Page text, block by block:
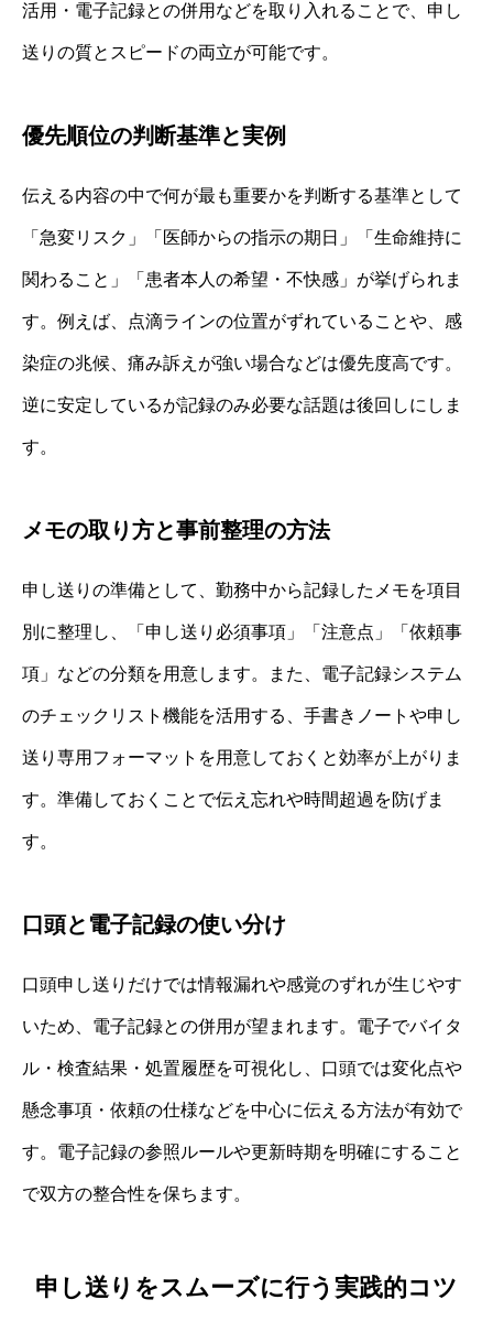
活用・電子記録との併用などを取り入れることで、申し
送りの質とスピードの両立が可能です。
優先順位の判断基準と実例
伝える内容の中で何が最も重要かを判断する基準として
「急変リスク」「医師からの指示の期日」「生命維持に
関わること」「患者本人の希望・不快感」が挙げられま
す。例えば、点滴ラインの位置がずれていることや、感
染症の兆候、痛み訴えが強い場合などは優先度高です。
逆に安定しているが記録のみ必要な話題は後回しにしま
す。
メモの取り方と事前整理の方法
申し送りの準備として、勤務中から記録したメモを項目
別に整理し、「申し送り必須事項」「注意点」「依頼事
項」などの分類を用意します。また、電子記録システム
のチェックリスト機能を活用する、手書きノートや申し
送り専用フォーマットを用意しておくと効率が上がりま
す。準備しておくことで伝え忘れや時間超過を防げま
す。
口頭と電子記録の使い分け
口頭申し送りだけでは情報漏れや感覚のずれが生じやす
いため、電子記録との併用が望まれます。電子でバイタ
ル・検査結果・処置履歴を可視化し、口頭では変化点や
懸念事項・依頼の仕様などを中心に伝える方法が有効で
す。電子記録の参照ルールや更新時期を明確にすること
で双方の整合性を保ちます。
申し送りをスムーズに行う実践的コツ